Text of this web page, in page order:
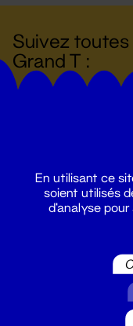
Suivez
Grand T :
En utilisant ce
soient utilisés
d'analyse